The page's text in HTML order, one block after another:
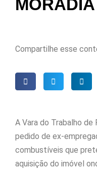
MORADIA
Compartilhe esse
A Vara do Trabalho
pedido de ex-
combustíveis que
aquisição do imóvel